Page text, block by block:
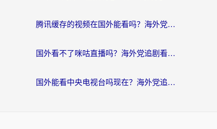
腾讯缓存的视频在国外能看吗？海外党追剧看片的终极解决方案
国外看不了咪咕直播吗？海外党追剧看片的加速器选择指南
国外能看中央电视台吗现在？海外党追剧看央视的实用指南